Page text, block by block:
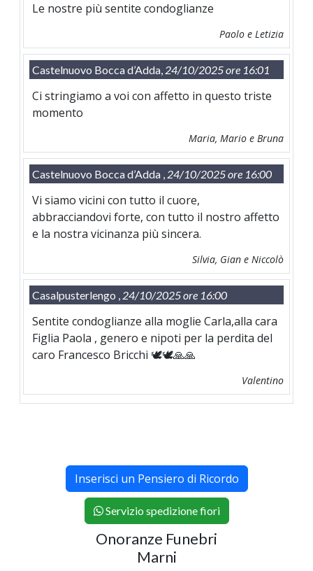
Le nostre più sentite condoglianze
Paolo e Letizia
Castelnuovo Bocca d’Adda, 24/10/2025 ore 16:01
Ci stringiamo a voi con affetto in questo triste
momento
Maria, Mario e Bruna
Castelnuovo Bocca d’Adda , 24/10/2025 ore 16:00
Vi siamo vicini con tutto il cuore,
abbracciandovi forte, con tutto il nostro affetto
e la nostra vicinanza più sincera.
Silvia, Gian e Niccolò
Casalpusterlengo , 24/10/2025 ore 16:00
Sentite condoglianze alla moglie Carla,alla cara
Figlia Paola , genero e nipoti per la perdita del
caro Francesco Bricchi 🕊️🕊️🙏🙏
Valentino
Inserisci un Pensiero di Ricordo
Servizio spedizione fiori
Onoranze Funebri
Marni